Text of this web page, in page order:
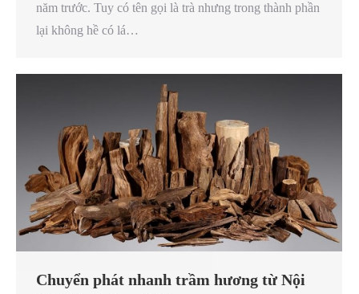
năm trước. Tuy có tên gọi là trà nhưng trong thành phần
lại không hề có lá…
Chuyển phát nhanh trầm hương từ Nội